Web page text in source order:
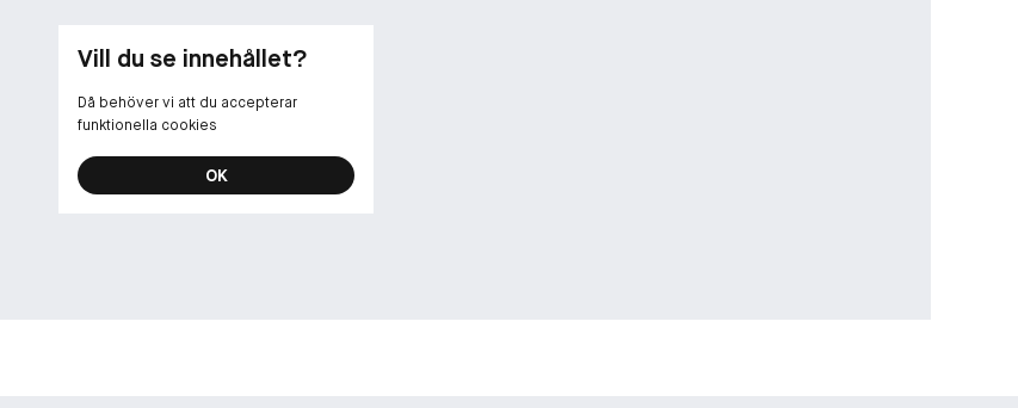
Vill du se innehållet?
Då behöver vi att du accepterar
funktionella cookies
OK